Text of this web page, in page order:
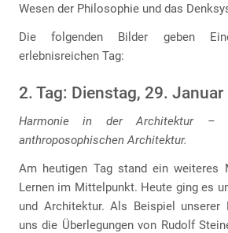
Wesen der Philosophie und das
Die folgenden Bilder geben
erlebnisreichen Tag:
2. Tag: Dienstag, 29. Januar
Harmonie in der Architektur –
anthroposophischen Architektur.
Am heutigen Tag stand ein weiteres
Lernen im Mittelpunkt. Heute ging es
und Architektur. Als Beispiel unserer
uns die Überlegungen von Rudolf